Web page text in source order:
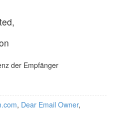
der Empfänger
, Dear Email Owner,